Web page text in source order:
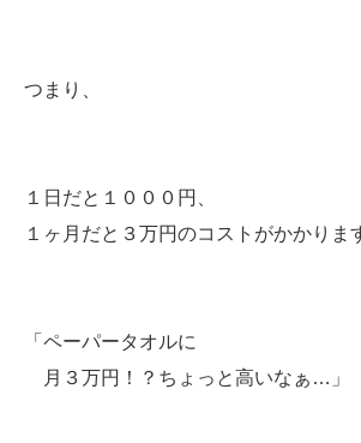
つまり、
１日だと１０００円、
１ヶ月だと３万円のコストがかかりま
「ペーパータオルに
月３万円！？ちょっと高いなぁ…」